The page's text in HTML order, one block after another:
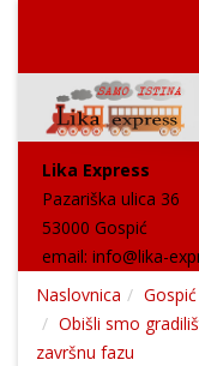
Lika Express
Pazariška ulica 36
53000 Gospić
email: info@lika-
Naslovnica
Gospić
Obišli smo
završnu fazu